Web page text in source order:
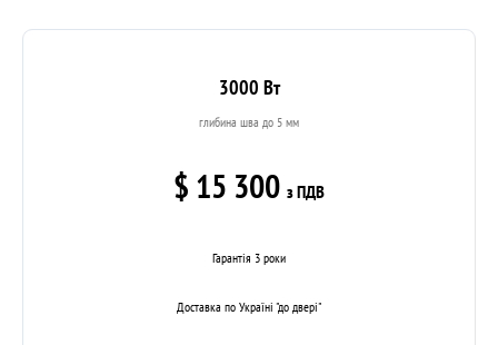
3000 Вт
глибина шва до 5 мм
$ 15 300 з ПДВ
Гарантія 3 роки
Доставка по Україні "до двері"